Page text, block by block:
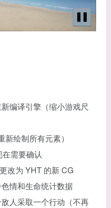
编译引擎（缩小游戏尺
新绘制所有元素）
在需要确认
改为 YHT 的新 CG
色情和生命统计数据
人采取一个行动（不再